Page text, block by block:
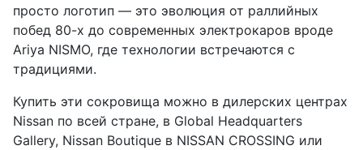
просто логотип — это эволюция от раллийных
побед 80-х до современных электрокаров вроде
Ariya NISMO, где технологии встречаются с
традициями.
Купить эти сокровища можно в дилерских центрах
Nissan по всей стране, в Global Headquarters
Gallery, Nissan Boutique в NISSAN CROSSING или